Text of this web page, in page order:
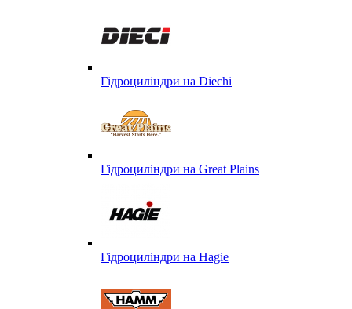
Гідроциліндри на Diechi
Гідроциліндри на Great Plains
Гідроциліндри на Hagie